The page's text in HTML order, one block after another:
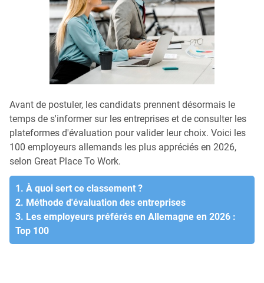
Avant de postuler, les candidats prennent désormais le
temps de s'informer sur les entreprises et de consulter les
plateformes d'évaluation pour valider leur choix. Voici les
100 employeurs allemands les plus appréciés en 2026,
selon Great Place To Work.
1. À quoi sert ce classement ?
2. Méthode d'évaluation des entreprises
3. Les employeurs préférés en Allemagne en 2026 :
Top 100